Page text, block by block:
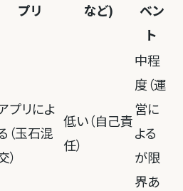
プリ
など)
ベン
ト
プリによ
（玉石混
）
低い（自己責
任）
中程
度（運
営に
よる
が限
界あ